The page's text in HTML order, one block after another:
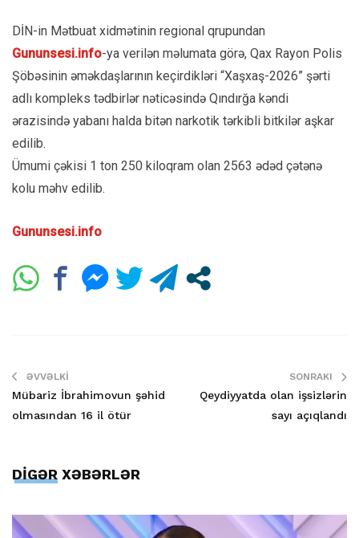
DİN-in Mətbuat xidmətinin regional qrupundan
Gununsesi.info-ya verilən məlumata görə, Qax Rayon Polis
Şöbəsinin əməkdaşlarının keçirdikləri “Xaşxaş-2026” şərti
adlı kompleks tədbirlər nəticəsində Qındırğa kəndi
ərazisində yabanı halda bitən narkotik tərkibli bitkilər aşkar
edilib.
Ümumi çəkisi 1 ton 250 kiloqram olan 2563 ədəd çətənə
kolu məhv edilib.
Gununsesi.info
ƏVVƏLKI
Mübariz İbrahimovun şəhid
olmasından 16 il ötür
SONRAKI
Qeydiyyatda olan işsizlərin
sayı açıqlandı
DİGƏR XƏBƏRLƏR